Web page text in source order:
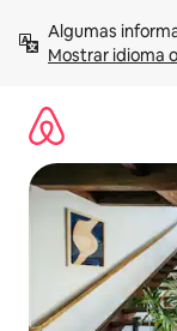
para
Mostrar idioma